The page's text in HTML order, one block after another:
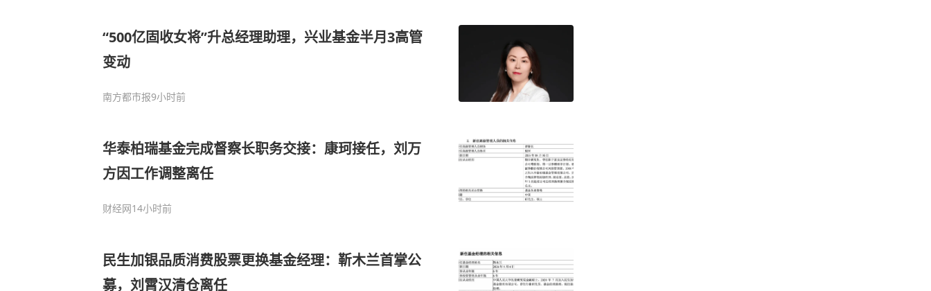
“500亿固收女将”升总经理助理，兴业基金半月3高管
变动
南方都市报9小时前
华泰柏瑞基金完成督察长职务交接：康珂接任，刘万
方因工作调整离任
财经网14小时前
民生加银品质消费股票更换基金经理：靳木兰首掌公
募，刘霄汉清仓离任